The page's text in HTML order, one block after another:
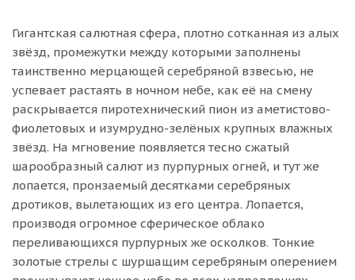
Гигантская салютная сфера, плотно сотканная из алых
звёзд, промежутки между которыми заполнены
таинственно мерцающей серебряной взвесью, не
успевает растаять в ночном небе, как её на смену
раскрывается пиротехнический пион из аметистово-
фиолетовых и изумрудно-зелёных крупных влажных
звёзд. На мгновение появляется тесно сжатый
шарообразный салют из пурпурных огней, и тут же
лопается, пронзаемый десятками серебряных
дротиков, вылетающих из его центра. Лопается,
производя огромное сферическое облако
переливающихся пурпурных же осколков. Тонкие
золотые стрелы с шуршащим серебряным оперением